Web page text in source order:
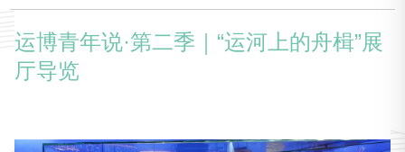
运博青年说·第二季｜“运河上的舟楫”展
厅导览